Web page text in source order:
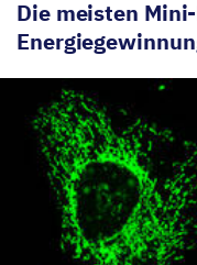
Die meisten